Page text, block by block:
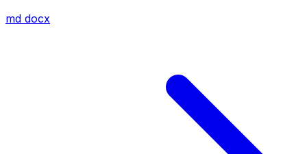
md docx